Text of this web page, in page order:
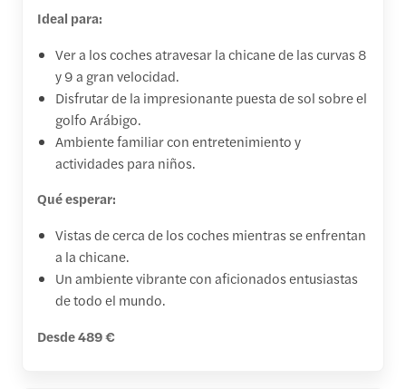
Ideal para:
Ver a los coches atravesar la chicane de las curvas 8
y 9 a gran velocidad.
Disfrutar de la impresionante puesta de sol sobre el
golfo Arábigo.
Ambiente familiar con entretenimiento y
actividades para niños.
Qué esperar:
Vistas de cerca de los coches mientras se enfrentan
a la chicane.
Un ambiente vibrante con aficionados entusiastas
de todo el mundo.
Desde 489 €